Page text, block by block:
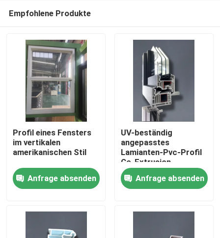
Empfohlene Produkte
Profil eines Fensters
im vertikalen
amerikanischen Stil
Anfrage absenden
UV-beständig
angepasstes
Lamianten-Pvc-Profil
Co-Extrusion
Anfrage absenden